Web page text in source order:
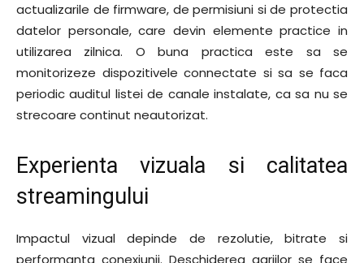
actualizarile de firmware, de permisiuni si de protectia
datelor personale, care devin elemente practice in
utilizarea zilnica. O buna practica este sa se
monitorizeze dispozitivele connectate si sa se faca
periodic auditul listei de canale instalate, ca sa nu se
strecoare continut neautorizat.
Experienta vizuala si calitatea
streamingului
Impactul vizual depinde de rezolutie, bitrate si
performanta conexiunii. Deschiderea gariilor se face